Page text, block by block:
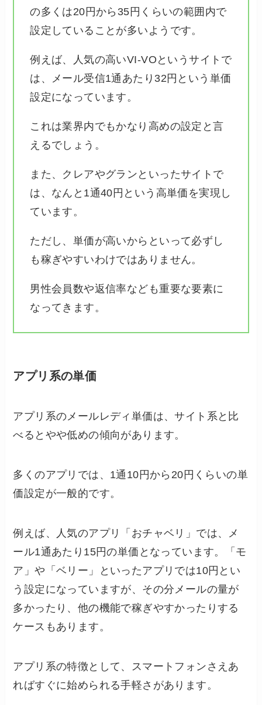
の多くは20円から35円くらいの範囲内で
設定していることが多いようです。
例えば、人気の高いVI-VOというサイトで
は、メール受信1通あたり32円という単価
設定になっています。
これは業界内でもかなり高めの設定と言
えるでしょう。
また、クレアやグランといったサイトで
は、なんと1通40円という高単価を実現し
ています。
ただし、単価が高いからといって必ずし
も稼ぎやすいわけではありません。
男性会員数や返信率なども重要な要素に
なってきます。
アプリ系の単価
アプリ系のメールレディ単価は、サイト系と比
べるとやや低めの傾向があります。
多くのアプリでは、1通10円から20円くらいの単
価設定が一般的です。
例えば、人気のアプリ「おチャベリ」では、メ
ール1通あたり15円の単価となっています。「モ
ア」や「ベリー」といったアプリでは10円とい
う設定になっていますが、その分メールの量が
多かったり、他の機能で稼ぎやすかったりする
ケースもあります。
アプリ系の特徴として、スマートフォンさえあ
ればすぐに始められる手軽さがあります。